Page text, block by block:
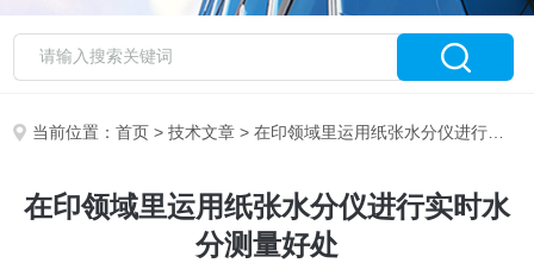
当前位置：首页 >技术文章 > 在印领域里运用纸张水分仪进行实时水分测量好处
在印领域里运用纸张水分仪进行实时水
分测量好处